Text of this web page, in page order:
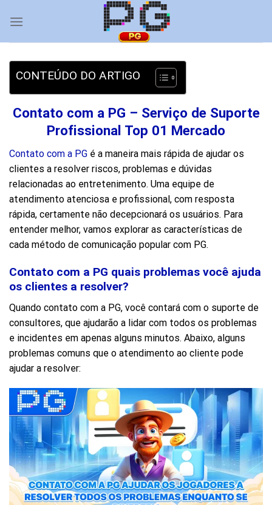
CONTEÚDO DO ARTIGO
Contato com a PG – Serviço de Suporte
Profissional Top 01 Mercado
Contato com a PG é a maneira mais rápida de ajudar os
clientes a resolver riscos, problemas e dúvidas
relacionadas ao entretenimento. Uma equipe de
atendimento atenciosa e profissional, com resposta
rápida, certamente não decepcionará os usuários. Para
entender melhor, vamos explorar as características de
cada método de comunicação popular com PG.
Contato com a PG quais problemas você ajuda
os clientes a resolver?
Quando contato com a PG, você contará com o suporte de
consultores, que ajudarão a lidar com todos os problemas
e incidentes em apenas alguns minutos. Abaixo, alguns
problemas comuns que o atendimento ao cliente pode
ajudar a resolver: